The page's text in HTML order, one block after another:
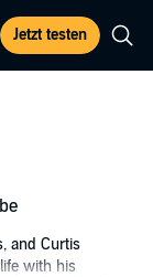
Jetzt testen
and Curtis
with his